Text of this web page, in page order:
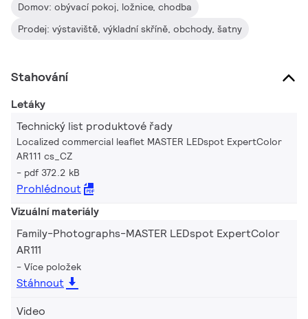
Domov: obývací pokoj, ložnice, chodba
Prodej: výstaviště, výkladní skříně, obchody, šatny
Stahování
Letáky
Technický list produktové řady
Localized commercial leaflet MASTER LEDspot ExpertColor
AR111 cs_CZ
pdf 372.2 kB
Prohlédnout
Vizuální materiály
Family-Photographs-MASTER LEDspot ExpertColor
AR111
Více položek
Stáhnout
Video